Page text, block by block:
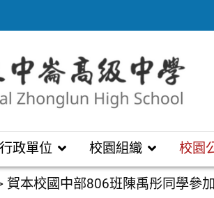
行政單位 校園組織 校園
賀本校國中部806班陳禹彤同學參